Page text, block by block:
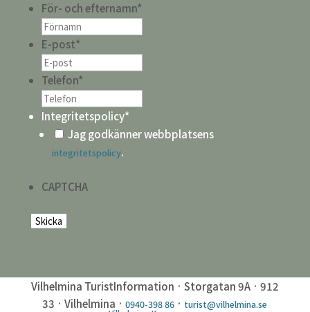
För- och efternamn*
E-post*
Telefon*
Integritetspolicy*
Jag godkänner webbplatsens
integritetspolicy.
CAPTCHA
Vilhelmina TuristInformation · Storgatan 9A · 912
33 · Vilhelmina ·0940-398 86 · turist@vilhelmina.se